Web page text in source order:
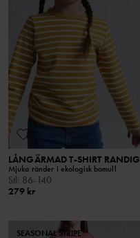
LÅNGÄRMAD T-SHIRT RANDIG
Mjuka ränder i ekologisk bomull
Stl: 86-140
279 kr
SEASONAL STRIPE